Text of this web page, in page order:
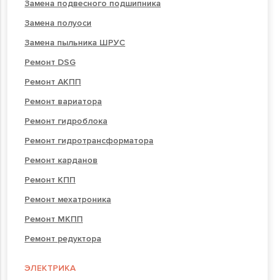
Замена подвесного подшипника
Замена полуоси
Замена пыльника ШРУС
Ремонт DSG
Ремонт АКПП
Ремонт вариатора
Ремонт гидроблока
Ремонт гидротрансформатора
Ремонт карданов
Ремонт КПП
Ремонт мехатроника
Ремонт МКПП
Ремонт редуктора
ЭЛЕКТРИКА